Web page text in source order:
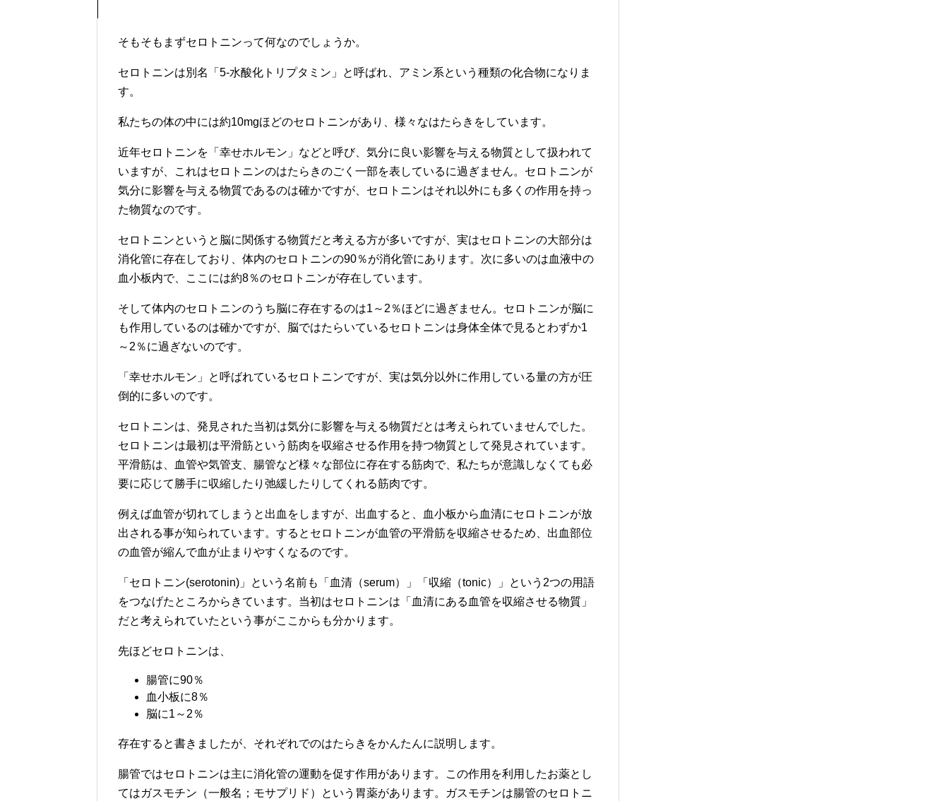
そもそもまずセロトニンって何なのでしょうか。
セロトニンは別名「5-水酸化トリプタミン」と呼ばれ、アミン系という種類の化合物になりま
す。
私たちの体の中には約10mgほどのセロトニンがあり、様々なはたらきをしています。
近年セロトニンを「幸せホルモン」などと呼び、気分に良い影響を与える物質として扱われて
いますが、これはセロトニンのはたらきのごく一部を表しているに過ぎません。セロトニンが
気分に影響を与える物質であるのは確かですが、セロトニンはそれ以外にも多くの作用を持っ
た物質なのです。
セロトニンというと脳に関係する物質だと考える方が多いですが、実はセロトニンの大部分は
消化管に存在しており、体内のセロトニンの90％が消化管にあります。次に多いのは血液中の
血小板内で、ここには約8％のセロトニンが存在しています。
そして体内のセロトニンのうち脳に存在するのは1～2％ほどに過ぎません。セロトニンが脳に
も作用しているのは確かですが、脳ではたらいているセロトニンは身体全体で見るとわずか1
～2％に過ぎないのです。
「幸せホルモン」と呼ばれているセロトニンですが、実は気分以外に作用している量の方が圧
倒的に多いのです。
セロトニンは、発見された当初は気分に影響を与える物質だとは考えられていませんでした。
セロトニンは最初は平滑筋という筋肉を収縮させる作用を持つ物質として発見されています。
平滑筋は、血管や気管支、腸管など様々な部位に存在する筋肉で、私たちが意識しなくても必
要に応じて勝手に収縮したり弛緩したりしてくれる筋肉です。
例えば血管が切れてしまうと出血をしますが、出血すると、血小板から血清にセロトニンが放
出される事が知られています。するとセロトニンが血管の平滑筋を収縮させるため、出血部位
の血管が縮んで血が止まりやすくなるのです。
「セロトニン(serotonin)」という名前も「血清（serum）」「収縮（tonic）」という2つの用語
をつなげたところからきています。当初はセロトニンは「血清にある血管を収縮させる物質」
だと考えられていたという事がここからも分かります。
先ほどセロトニンは、
腸管に90％
血小板に8％
脳に1～2％
存在すると書きましたが、それぞれでのはたらきをかんたんに説明します。
腸管ではセロトニンは主に消化管の運動を促す作用があります。この作用を利用したお薬とし
てはガスモチン（一般名；モサプリド）という胃薬があります。ガスモチンは腸管のセロトニ